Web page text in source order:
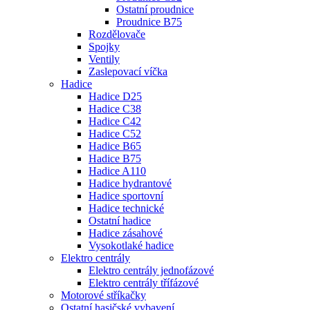
Ostatní proudnice
Proudnice B75
Rozdělovače
Spojky
Ventily
Zaslepovací víčka
Hadice
Hadice D25
Hadice C38
Hadice C42
Hadice C52
Hadice B65
Hadice B75
Hadice A110
Hadice hydrantové
Hadice sportovní
Hadice technické
Ostatní hadice
Hadice zásahové
Vysokotlaké hadice
Elektro centrály
Elektro centrály jednofázové
Elektro centrály třífázové
Motorové stříkačky
Ostatní hasičské vybavení